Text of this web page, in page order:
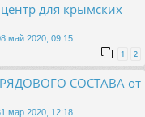
для крымских
май 2020, 09:15
1 2
СОСТАВА от
мар 2020, 12:18